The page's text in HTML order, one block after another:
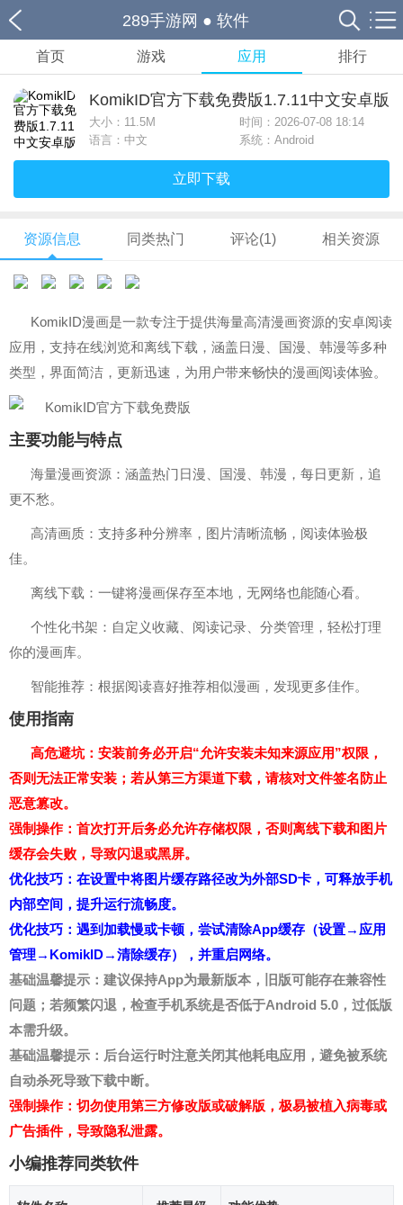
289手游网 ● 软件
首页 游戏 应用 排行
KomikID官方下载免费版1.7.11中文安卓版
大小： 11.5M
时间：2026-07-08 18:14
语言：中文
系统：Android
立即下载
资源信息 同类热门 评论(1) 相关资源
KomikID漫画是一款专注于提供海量高清漫画资源的安卓阅读
应用，支持在线浏览和离线下载，涵盖日漫、国漫、韩漫等多种
类型，界面简洁，更新迅速，为用户带来畅快的漫画阅读体验。
主要功能与特点
海量漫画资源：涵盖热门日漫、国漫、韩漫，每日更新，追
更不愁。
高清画质：支持多种分辨率，图片清晰流畅，阅读体验极
佳。
离线下载：一键将漫画保存至本地，无网络也能随心看。
个性化书架：自定义收藏、阅读记录、分类管理，轻松打理
你的漫画库。
智能推荐：根据阅读喜好推荐相似漫画，发现更多佳作。
使用指南
高危避坑：安装前务必开启“允许安装未知来源应用”权限，
否则无法正常安装；若从第三方渠道下载，请核对文件签名防止
恶意篡改。
强制操作：首次打开后务必允许存储权限，否则离线下载和图片
缓存会失败，导致闪退或黑屏。
优化技巧：在设置中将图片缓存路径改为外部SD卡，可释放手机
内部空间，提升运行流畅度。
优化技巧：遇到加载慢或卡顿，尝试清除App缓存（设置→应用
管理→KomikID→清除缓存），并重启网络。
基础温馨提示：建议保持App为最新版本，旧版可能存在兼容性
问题；若频繁闪退，检查手机系统是否低于Android 5.0，过低版
本需升级。
基础温馨提示：后台运行时注意关闭其他耗电应用，避免被系统
自动杀死导致下载中断。
强制操作：切勿使用第三方修改版或破解版，极易被植入病毒或
广告插件，导致隐私泄露。
小编推荐同类软件